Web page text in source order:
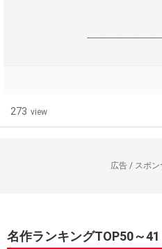
273 view
広告 / スポン
名作ランキングTOP50～41